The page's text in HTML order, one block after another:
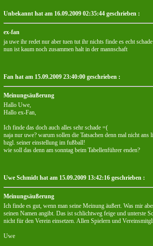
Unbekannt hat am 16.09.2009 02:35:44 geschrieben :
ex-fan
ja uwe ihr redet nur aber tuen tut ihr nichts finde es echt
nun ist kaum noch zusammen halt in der mannschaft
Fan hat am 15.09.2009 23:40:00 geschrieben :
Meinungsäußerung
Hallo Uwe,
Hallo ex-Fan,
Ich finde das doch auch alles sehr schade =(
naja nur uwe? warum sollen die Tatsachen denn mal nicht
bzgl. seiner einstellung im fußball!
wie soll das denn am sonntag beim Tabellenführer enden?
Uwe Schmidt hat am 15.09.2009 13:42:16 geschrieben :
Meinungsäußerung
Ich finde es gut, wenn man seine Meinung äußert. Was mir
seinen Namen angibt. Das ist schlichtweg feige und unterste
nicht für den Verein einsetzen. Allen Spielern und
Uwe